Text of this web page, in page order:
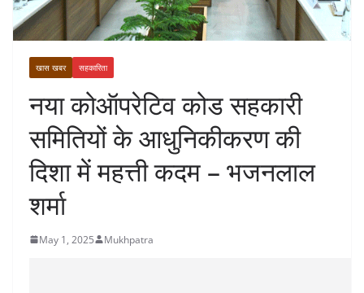
खास खबर सहकारिता
नया कोऑपरेटिव कोड सहकारी
समितियों के आधुनिकीकरण की
दिशा में महत्ती कदम – भजनलाल
शर्मा
May 1, 2025 Mukhpatra